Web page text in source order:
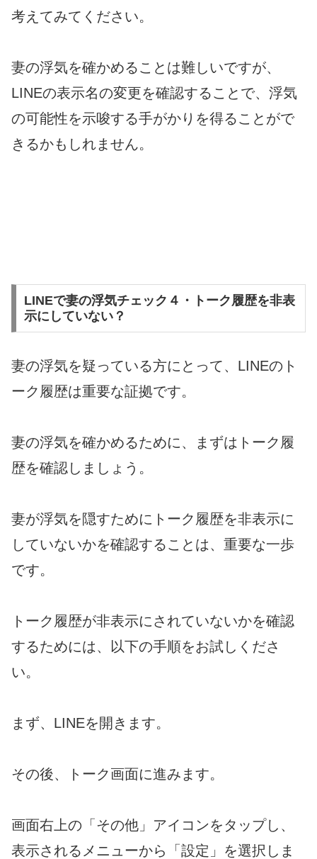
考えてみてください。
妻の浮気を確かめることは難しいですが、
LINEの表示名の変更を確認することで、浮気
の可能性を示唆する手がかりを得ることがで
きるかもしれません。
LINEで妻の浮気チェック４・トーク履歴を非表
示にしていない？
妻の浮気を疑っている方にとって、LINEのト
ーク履歴は重要な証拠です。
妻の浮気を確かめるために、まずはトーク履
歴を確認しましょう。
妻が浮気を隠すためにトーク履歴を非表示に
していないかを確認することは、重要な一歩
です。
トーク履歴が非表示にされていないかを確認
するためには、以下の手順をお試しくださ
い。
まず、LINEを開きます。
その後、トーク画面に進みます。
画面右上の「その他」アイコンをタップし、
表示されるメニューから「設定」を選択しま